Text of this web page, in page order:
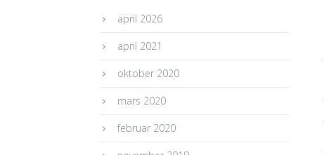
april 2026
april 2021
oktober 2020
mars 2020
februar 2020